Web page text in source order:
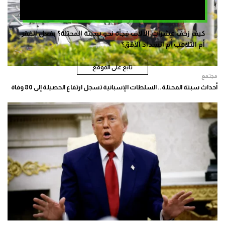
كيف زحف عشرات الالاف فجأة نحو سبتة المحتلة؟ بفعل الفقر
أم التلاعب أم انسداد الأفق؟
تابع على الموقع
مجتمع
أحداث سبتة المحتلة.. السلطات الإسبانية تسجل ارتفاع الحصيلة إلى 80 وفاة